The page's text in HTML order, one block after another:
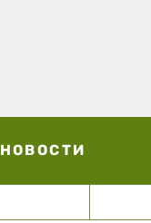
НОВОСТИ